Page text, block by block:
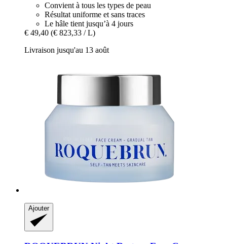
Convient à tous les types de peau
Résultat uniforme et sans traces
Le hâle tient jusqu’à 4 jours
€ 49,40 (€ 823,33 / L)
Livraison jusqu'au 13 août
Ajouter